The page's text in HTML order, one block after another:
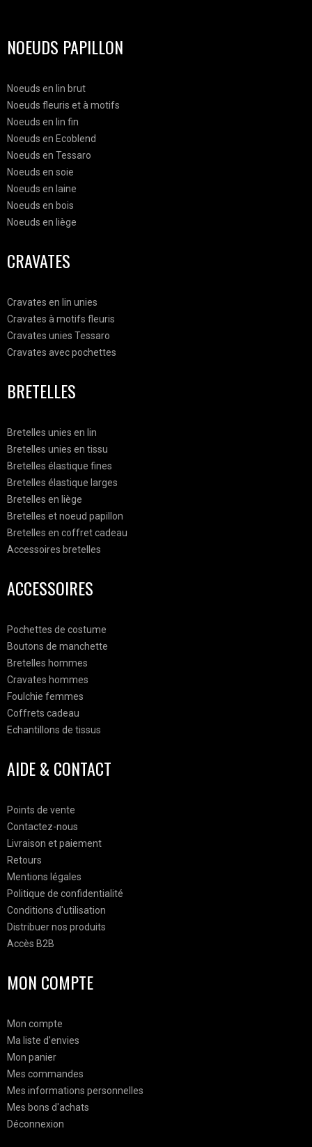
NOEUDS PAPILLON
Noeuds en lin brut
Noeuds fleuris et à motifs
Noeuds en lin fin
Noeuds en Ecoblend
Noeuds en Tessaro
Noeuds en soie
Noeuds en laine
Noeuds en bois
Noeuds en liège
CRAVATES
Cravates en lin unies
Cravates à motifs fleuris
Cravates unies Tessaro
Cravates avec pochettes
BRETELLES
Bretelles unies en lin
Bretelles unies en tissu
Bretelles élastique fines
Bretelles élastique larges
Bretelles en liège
Bretelles et noeud papillon
Bretelles en coffret cadeau
Accessoires bretelles
ACCESSOIRES
Pochettes de costume
Boutons de manchette
Bretelles hommes
Cravates hommes
Foulchie femmes
Coffrets cadeau
Echantillons de tissus
AIDE & CONTACT
Points de vente
Contactez-nous
Livraison et paiement
Retours
Mentions légales
Politique de confidentialité
Conditions d'utilisation
Distribuer nos produits
Accès B2B
MON COMPTE
Mon compte
Ma liste d'envies
Mon panier
Mes commandes
Mes informations personnelles
Mes bons d'achats
Déconnexion